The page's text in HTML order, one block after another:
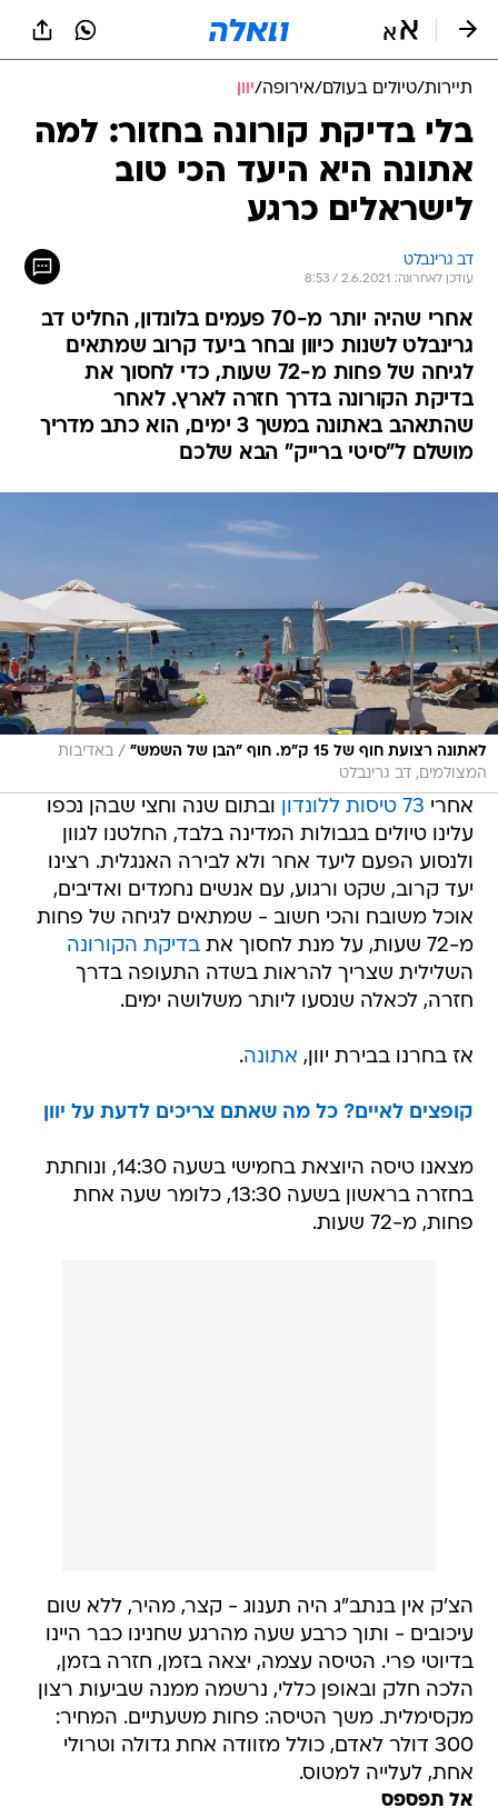
תיירות/טיולים בעולם/אירופה/יוון
בלי בדיקת קורונה בחזור: למה
אתונה היא היעד הכי טוב
לישראלים כרגע
דב גרינבלט
עודכן לאחרונה: 2.6.2021 / 8:53
אחרי שהיה יותר מ-70 פעמים בלונדון, החליט דב
גרינבלט לשנות כיוון ובחר ביעד קרוב שמתאים
לגיחה של פחות מ-72 שעות, כדי לחסוך את
בדיקת הקורונה בדרך חזרה לארץ. לאחר
שהתאהב באתונה במשך 3 ימים, הוא כתב מדריך
מושלם ל"סיטי ברייק" הבא שלכם
לאתונה רצועת חוף של 15 ק"מ. חוף "הבן של השמש" / באדיבות
המצולמים, דב גרינבלט
אחרי 73 טיסות ללונדון
ובתום שנה וחצי שבהן נכפו
עלינו טיולים בגבולות המדינה בלבד, החלטנו לגוון
ולנסוע הפעם ליעד אחר ולא לבירה האנגלית. רצינו
יעד קרוב, שקט ורגוע, עם אנשים נחמדים ואדיבים,
אוכל משובח והכי חשוב - שמתאים לגיחה של פחות
מ-72 שעות, על מנת לחסוך את
בדיקת הקורונה
השלילית שצריך להראות בשדה התעופה בדרך
חזרה, לכאלה שנסעו ליותר משלושה ימים.
אז בחרנו בבירת יוון, אתונה.
קופצים לאיים? כל מה שאתם צריכים לדעת על יוון
מצאנו טיסה היוצאת בחמישי בשעה 14:30, ונוחתת
בחזרה בראשון בשעה 13:30, כלומר שעה אחת
פחות, מ-72 שעות.
הצ'ק אין בנתב"ג היה תענוג - קצר, מהיר, ללא שום
עיכובים - ותוך כרבע שעה מהרגע שחנינו כבר היינו
בדיוטי פרי. הטיסה עצמה, יצאה בזמן, חזרה בזמן,
הלכה חלק ובאופן כללי, נרשמה ממנה שביעות רצון
מקסימלית. משך הטיסה: פחות משעתיים. המחיר:
300 דולר לאדם, כולל מזוודה אחת גדולה וטרולי
אחת, לעלייה למטוס.
אל תפספס